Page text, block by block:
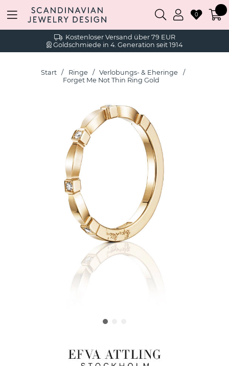
Kostenloser Versand über 79 EUR
Goldschmiede in 4. Generation seit 1914
0
Start Ringe
Verlobungs- & Eheringe
Forget Me Not Thin Ring Gold